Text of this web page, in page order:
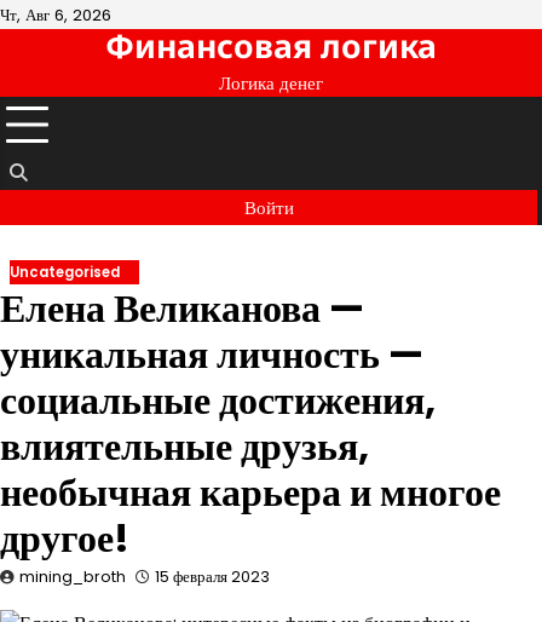
Перейти
Чт, Авг 6, 2026
Финансовая логика
Логика денег
Войти
Uncategorised
Елена Великанова —
уникальная личность —
социальные достижения,
влиятельные друзья,
необычная карьера и многое
другое!
mining_broth 15 февраля 2023